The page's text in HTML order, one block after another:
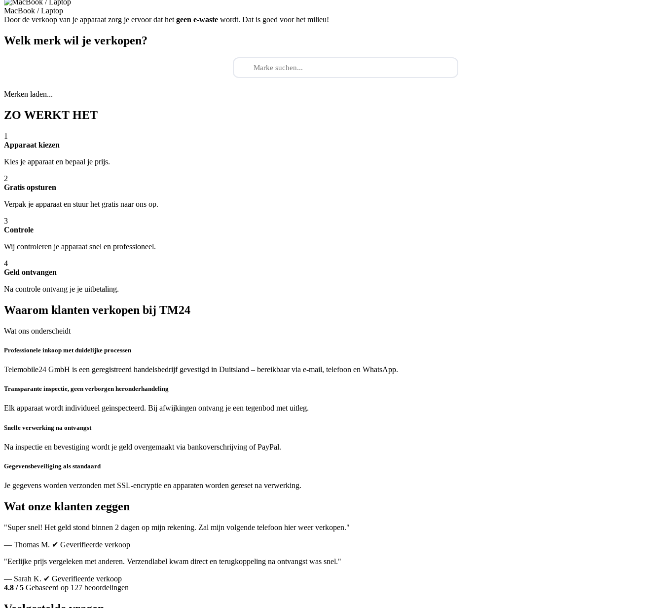
MacBook / Laptop
Door de verkoop van je apparaat zorg je ervoor dat het geen e-waste wordt. Dat is goed voor het milieu!
Welk merk wil je verkopen?
Merken laden...
ZO WERKT HET
1
Apparaat kiezen
Kies je apparaat en bepaal je prijs.
2
Gratis opsturen
Verpak je apparaat en stuur het gratis naar ons op.
3
Controle
Wij controleren je apparaat snel en professioneel.
4
Geld ontvangen
Na controle ontvang je je uitbetaling.
Waarom klanten verkopen bij TM24
Wat ons onderscheidt
Professionele inkoop met duidelijke processen
Telemobile24 GmbH is een geregistreerd handelsbedrijf gevestigd in Duitsland – bereikbaar via e-mail, telefoon en WhatsApp.
Transparante inspectie, geen verborgen heronderhandeling
Elk apparaat wordt individueel geïnspecteerd. Bij afwijkingen ontvang je een tegenbod met uitleg.
Snelle verwerking na ontvangst
Na inspectie en bevestiging wordt je geld overgemaakt via bankoverschrijving of PayPal.
Gegevensbeveiliging als standaard
Je gegevens worden verzonden met SSL-encryptie en apparaten worden gereset na verwerking.
Wat onze klanten zeggen
"Super snel! Het geld stond binnen 2 dagen op mijn rekening. Zal mijn volgende telefoon hier weer verkopen."
— Thomas M. ✔ Geverifieerde verkoop
"Eerlijke prijs vergeleken met anderen. Verzendlabel kwam direct en terugkoppeling na ontvangst was snel."
— Sarah K. ✔ Geverifieerde verkoop
4.8 / 5 Gebaseerd op 127 beoordelingen